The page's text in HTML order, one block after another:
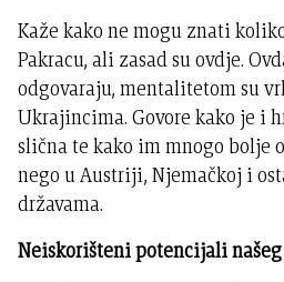
Kaže kako ne mogu znati
Pakracu, ali zasad su ovdje.
odgovaraju, mentalitetom su
Ukrajincima. Govore kako je i
slična te kako im mnogo bolje
nego u Austriji, Njemačkoj i
državama.
Neiskorišteni potencijali